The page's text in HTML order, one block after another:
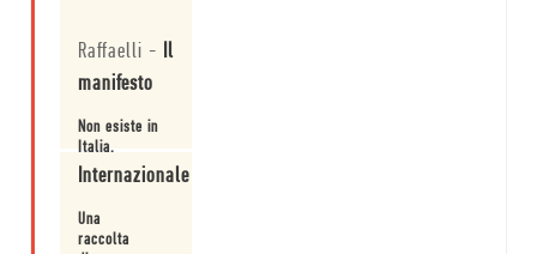
di personaggi
libri film su
cui Goffredo
mirino
intellettuale.
Raffaelli - Il
manifesto
Non esiste in
Italia,
lontanamente,
come la sua e
una voce
critica così
Internazionale
Una
raccolta